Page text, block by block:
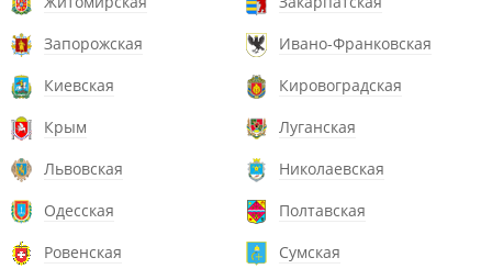
Запорожская
Ивано-Франковская
Киевская
Кировоградская
Крым
Луганская
Львовская
Николаевская
Одесская
Полтавская
Ровенская
Сумская